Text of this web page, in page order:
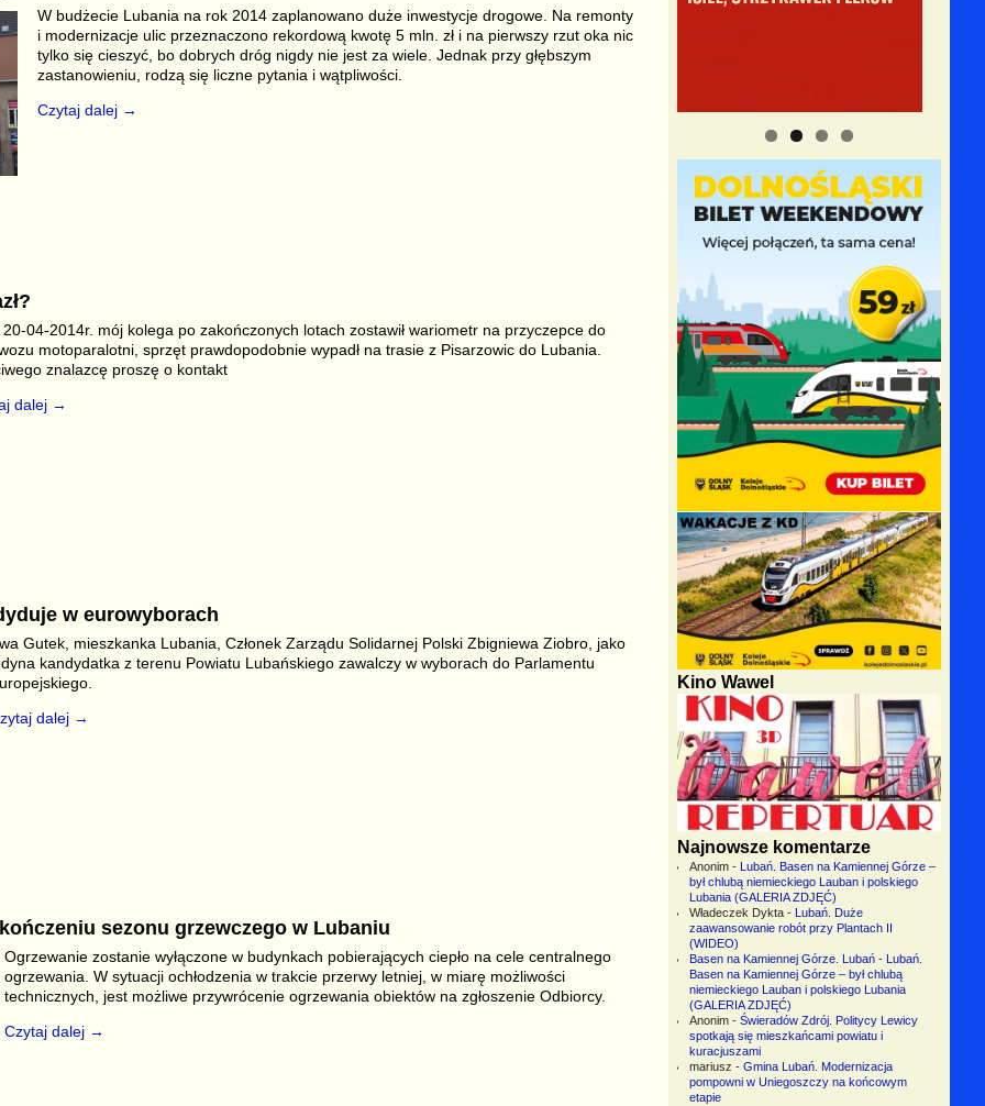
W budżecie Lubania na rok 2014 zaplanowano duże inwestycje drogowe. Na remonty
i modernizacje ulic przeznaczono rekordową kwotę 5 mln. zł i na pierwszy rzut oka nic
tylko się cieszyć, bo dobrych dróg nigdy nie jest za wiele. Jednak przy głębszym
zastanowieniu, rodzą się liczne pytania i wątpliwości.
Czytaj dalej →
20-04-2014r. mój kolega po zakończonych lotach zostawił wariometr na przyczepce do
motoparalotni, sprzęt prawdopodobnie wypadł na trasie z Pisarzowic do Lubania.
znalazcę proszę o kontakt
dalej →
w eurowyborach
Gutek, mieszkanka Lubania, Członek Zarządu Solidarnej Polski Zbigniewa Ziobro, jako
kandydatka z terenu Powiatu Lubańskiego zawalczy w wyborach do Parlamentu
dalej →
sezonu grzewczego w Lubaniu
Ogrzewanie zostanie wyłączone w budynkach pobierających ciepło na cele centralnego
ogrzewania. W sytuacji ochłodzenia w trakcie przerwy letniej, w miarę możliwości
technicznych, jest możliwe przywrócenie ogrzewania obiektów na zgłoszenie Odbiorcy.
Czytaj dalej →
Kino Wawel
Najnowsze komentarze
Anonim-
Lubań. Basen na Kamiennej Górze –
był chlubą niemieckiego Lauban i polskiego
Lubania (GALERIA ZDJĘĆ)
Władeczek Dykta-
Lubań. Duże
zaawansowanie robót przy Plantach II
(WIDEO)
Basen na Kamiennej Górze. Lubań-
Lubań.
Basen na Kamiennej Górze – był chlubą
niemieckiego Lauban i polskiego Lubania
(GALERIA ZDJĘĆ)
Anonim- Świeradów Zdrój. Politycy Lewicy
spotkają się mieszkańcami powiatu i
kuracjuszami
mariusz - Gmina Lubań. Modernizacja
pompowni w Uniegoszczy na końcowym
etapie